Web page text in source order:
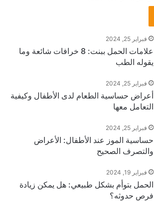
فبراير 25, 2024
علامات الحمل ببنت: 8 خرافات شائعة وما
يقوله الطب
فبراير 25, 2024
أعراض حساسية الطعام لدى الأطفال وكيفية
التعامل معها
فبراير 25, 2024
حساسية الموز عند الأطفال: الأعراض
والتصرف الصحيح
فبراير 19, 2024
الحمل بتوأم بشكل طبيعي: هل يمكن زيادة
فرص حدوثه؟